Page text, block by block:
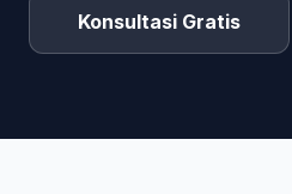
Konsultasi Gratis